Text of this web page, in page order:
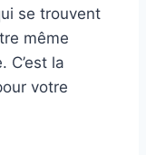
se trouvent
même
C’est la
votre